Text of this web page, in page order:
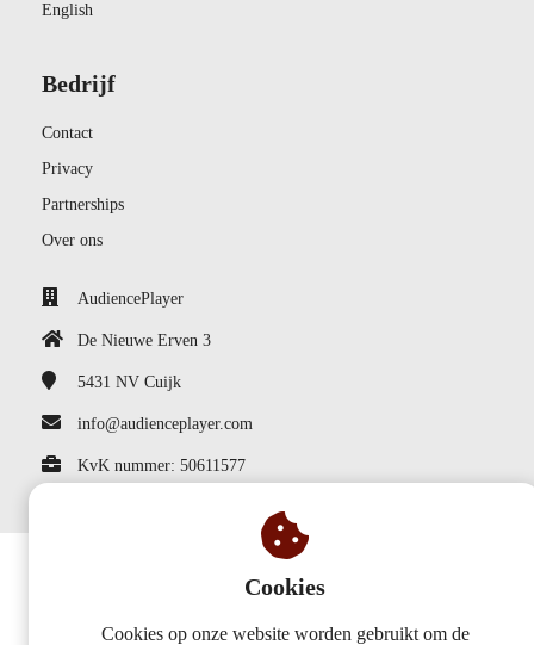
English
Bedrijf
Contact
Privacy
Partnerships
Over ons
AudiencePlayer
De Nieuwe Erven 3
5431 NV Cuijk
info@audienceplayer.com
KvK nummer: 50611577
Cookies
Cookies op onze website worden gebruikt om de